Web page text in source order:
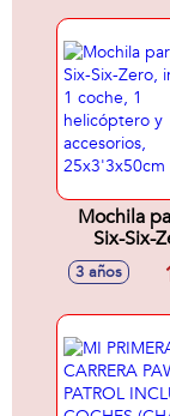
(autos no
Mochila
Six-Six-
incluye 1
3 años